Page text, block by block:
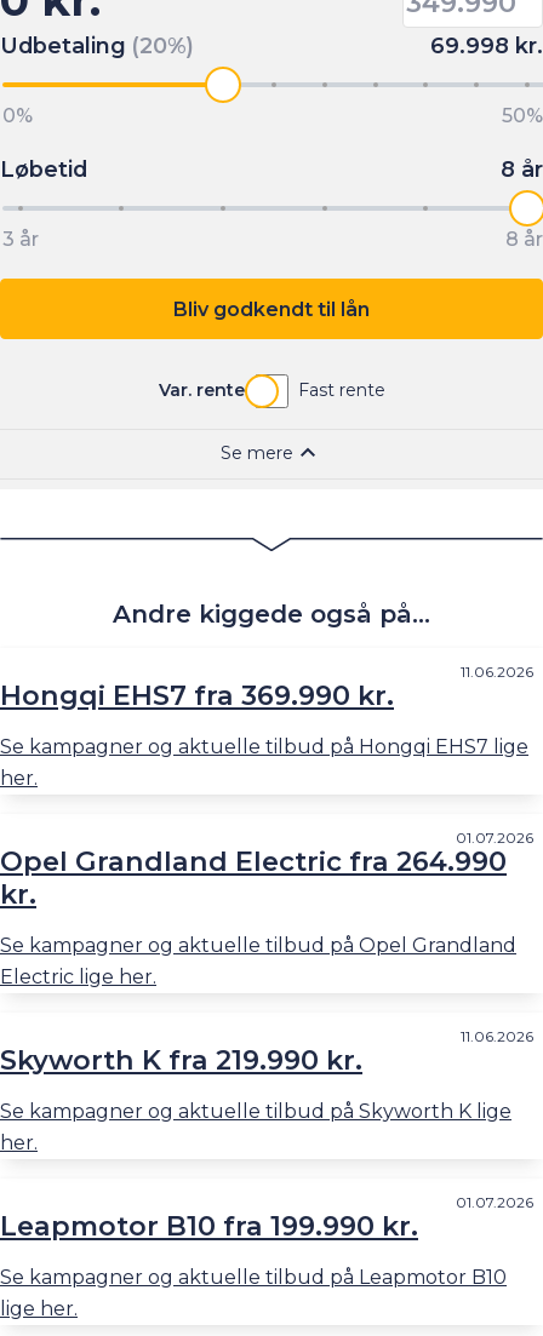
Andre kiggede også på...
11.06.2026
Hongqi EHS7 fra 369.990 kr.
Se kampagner og aktuelle tilbud på Hongqi EHS7 lige
her.
01.07.2026
Opel Grandland Electric fra 264.990
kr.
Se kampagner og aktuelle tilbud på Opel Grandland
Electric lige her.
11.06.2026
Skyworth K fra 219.990 kr.
Se kampagner og aktuelle tilbud på Skyworth K lige
her.
01.07.2026
Leapmotor B10 fra 199.990 kr.
Se kampagner og aktuelle tilbud på Leapmotor B10
lige her.